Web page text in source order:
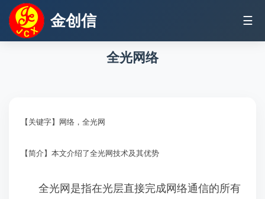
金创信 ☰
全光网络
【关键字】网络，全光网
【简介】本文介绍了全光网技术及其优势
全光网是指在光层直接完成网络通信的所有